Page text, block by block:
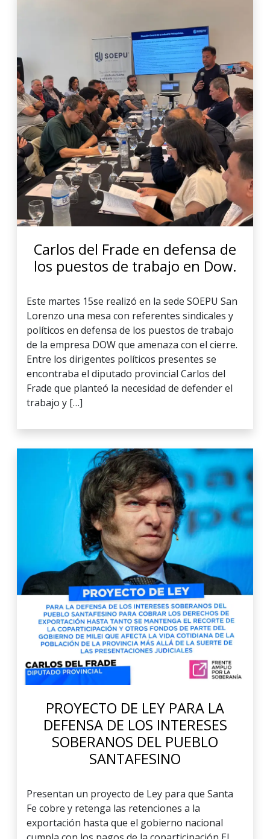
Carlos del Frade en defensa de
los puestos de trabajo en Dow.
Este martes 15se realizó en la sede SOEPU San
Lorenzo una mesa con referentes sindicales y
políticos en defensa de los puestos de trabajo
de la empresa DOW que amenaza con el cierre.
Entre los dirigentes políticos presentes se
encontraba el diputado provincial Carlos del
Frade que planteó la necesidad de defender el
trabajo y […]
PROYECTO DE LEY PARA LA
DEFENSA DE LOS INTERESES
SOBERANOS DEL PUEBLO
SANTAFESINO
Presentan un proyecto de Ley para que Santa
Fe cobre y retenga las retenciones a la
exportación hasta que el gobierno nacional